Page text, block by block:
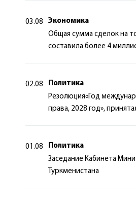
03.08
Экономика
Общая сумма сделок на
составила более 4
02.08
Политика
Резолюция«Год
права, 2028 год»,
01.08
Политика
Заседание Кабинета
Туркменистана